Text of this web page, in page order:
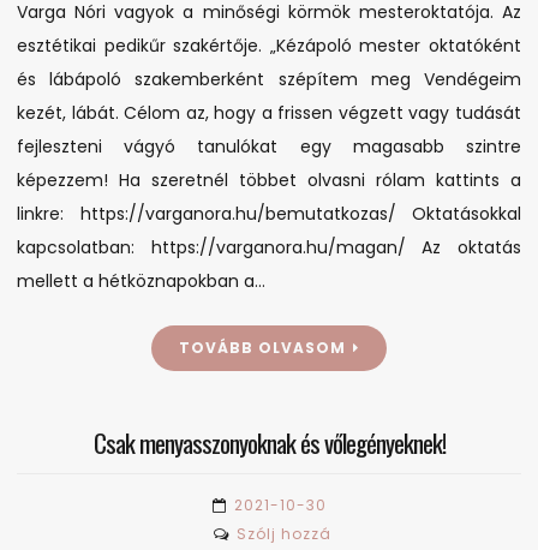
Varga Nóri vagyok a minőségi körmök mesteroktatója. Az
esztétikai pedikűr szakértője. „Kézápoló mester oktatóként
és lábápoló szakemberként szépítem meg Vendégeim
kezét, lábát. Célom az, hogy a frissen végzett vagy tudását
fejleszteni vágyó tanulókat egy magasabb szintre
képezzem! Ha szeretnél többet olvasni rólam kattints a
linkre: https://varganora.hu/bemutatkozas/ Oktatásokkal
kapcsolatban: https://varganora.hu/magan/ Az oktatás
mellett a hétköznapokban a…
TOVÁBB OLVASOM
Csak menyasszonyoknak és vőlegényeknek!
2021-10-30
Szólj hozzá